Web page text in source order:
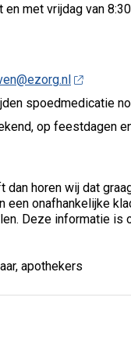
met vrijdag van
spoedmedicatie
op feestdagen
dan horen wij dat
een onafhankelijke
Deze informatie is
apothekers